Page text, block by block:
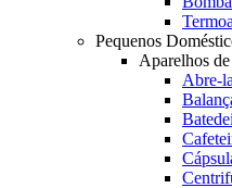
Pequenos
Aparelhos
Abre-